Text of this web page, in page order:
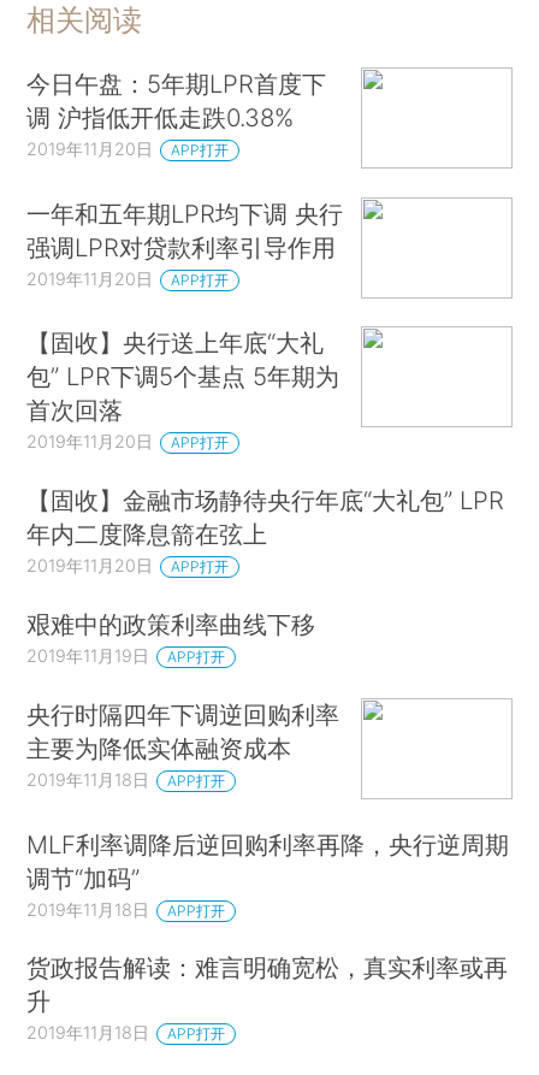
相关阅读
今日午盘：5年期LPR首度下
调 沪指低开低走跌0.38%
2019年11月20日 APP打开
一年和五年期LPR均下调 央行
强调LPR对贷款利率引导作用
2019年11月20日 APP打开
【固收】央行送上年底“大礼
包” LPR下调5个基点 5年期为
首次回落
2019年11月20日 APP打开
【固收】金融市场静待央行年底“大礼包” LPR
年内二度降息箭在弦上
2019年11月20日 APP打开
艰难中的政策利率曲线下移
2019年11月19日 APP打开
央行时隔四年下调逆回购利率
主要为降低实体融资成本
2019年11月18日 APP打开
MLF利率调降后逆回购利率再降，央行逆周期
调节“加码”
2019年11月18日 APP打开
货政报告解读：难言明确宽松，真实利率或再
升
2019年11月18日 APP打开